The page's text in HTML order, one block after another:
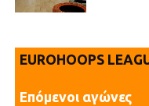
EUROHOOPS
Επόμενοι αγώνες